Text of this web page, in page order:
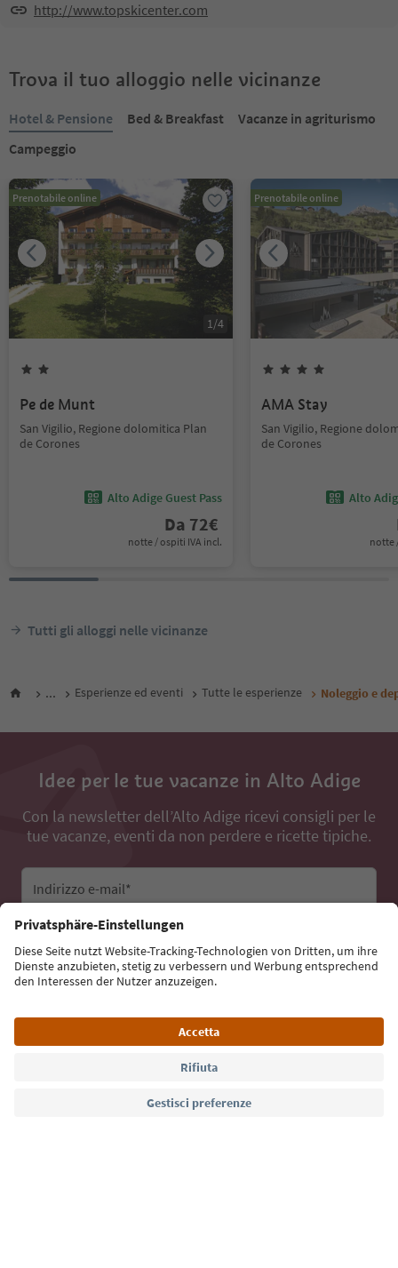
http://www.topskicenter.com
Trova il tuo alloggio nelle vicinanze
Hotel & Pensione Bed & Breakfast
Vacanze in agriturismo
Campeggio
Prenotabile online
1/4
Pe de Munt
San Vigilio, Regione dolomitica Plan
de Corones
Alto Adige Guest Pass
Da 72€
notte / ospiti IVA incl.
Prenotabile online
AMA Stay
San Vigilio, Regione
de Corones
Alto
notte
Tutti gli alloggi nelle vicinanze
... Esperienze ed eventi Tutte le esperienze Noleggio e
Idee per le tue vacanze in Alto Adige
Con la newsletter dell’Alto Adige ricevi consigli per le
tue vacanze, eventi da non perdere e ricette tipiche.
Indirizzo e-mail*
Iscriviti alla newsletter